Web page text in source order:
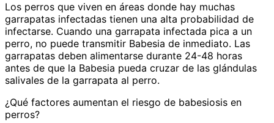
Los perros que viven en áreas donde hay muchas
garrapatas infectadas tienen una alta probabilidad de
infectarse. Cuando una garrapata infectada pica a un
perro, no puede transmitir Babesia de inmediato. Las
garrapatas deben alimentarse durante 24-48 horas
antes de que la Babesia pueda cruzar de las glándulas
salivales de la garrapata al perro.
¿Qué factores aumentan el riesgo de babesiosis en
perros?